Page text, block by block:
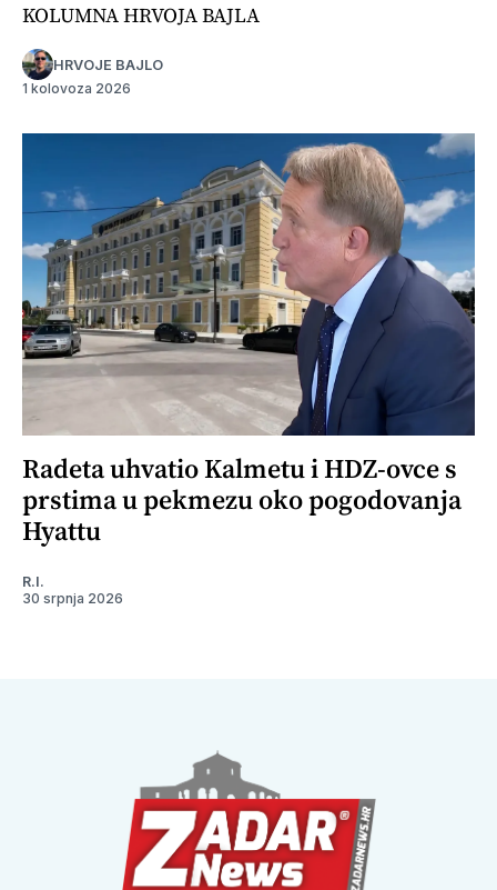
KOLUMNA HRVOJA BAJLA
HRVOJE BAJLO
1 kolovoza 2026
Radeta uhvatio Kalmetu i HDZ-ovce s
prstima u pekmezu oko pogodovanja
Hyattu
R.I.
30 srpnja 2026